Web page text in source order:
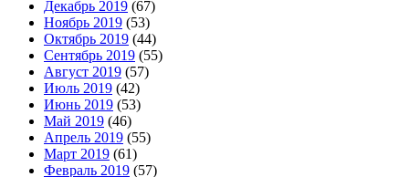
Декабрь 2019 (67)
Ноябрь 2019 (53)
Октябрь 2019 (44)
Сентябрь 2019 (55)
Август 2019 (57)
Июль 2019 (42)
Июнь 2019 (53)
Май 2019 (46)
Апрель 2019 (55)
Март 2019 (61)
Февраль 2019 (57)